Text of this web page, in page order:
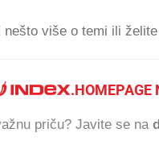
nešto više o temi ili
.HOMEPAGE
priču? Javite se na